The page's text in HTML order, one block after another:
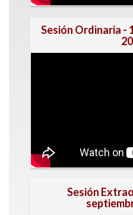
Sesión Ordinaria -
Sesión